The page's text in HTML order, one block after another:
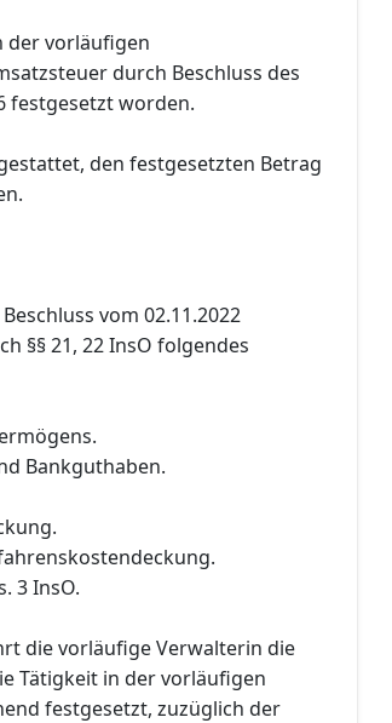
der vorläufigen
durch Beschluss des
festgesetzt worden.
den festgesetzten Betrag
vom 02.11.2022
§§ 21, 22 InsO folgendes
Bankguthaben.
3 InsO.
die vorläufige Verwalterin die
Tätigkeit in der vorläufigen
festgesetzt, zuzüglich der